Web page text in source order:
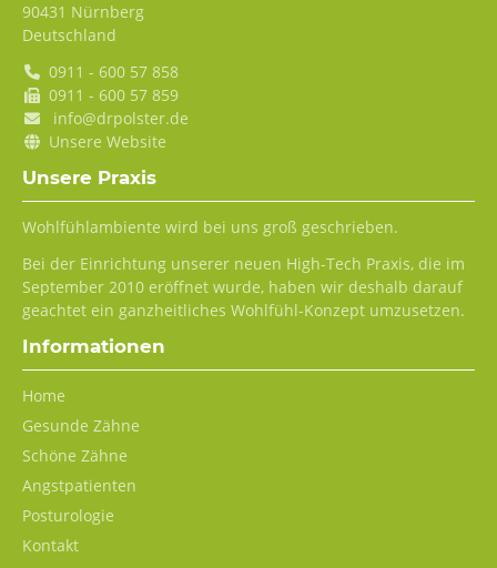
90431 Nürnberg
Deutschland
0911 - 600 57 858
0911 - 600 57 859
info@drpolster.de
Unsere Website
Unsere Praxis
Wohlfühlambiente wird bei uns groß geschrieben.
Bei der Einrichtung unserer neuen High-Tech Praxis, die im
September 2010 eröffnet wurde, haben wir deshalb darauf
geachtet ein ganzheitliches Wohlfühl-Konzept umzusetzen.
Informationen
Navigation
überspringen
Home
Gesunde Zähne
Schöne Zähne
Angstpatienten
Posturologie
Kontakt